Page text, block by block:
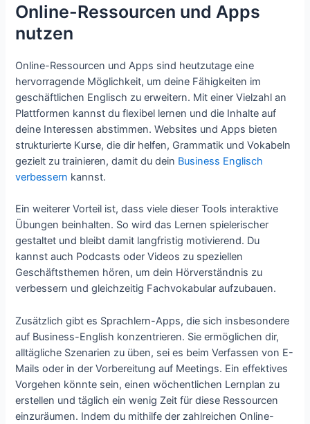
Online-Ressourcen und Apps
nutzen
Online-Ressourcen und Apps sind heutzutage eine
hervorragende Möglichkeit, um deine Fähigkeiten im
geschäftlichen Englisch zu erweitern. Mit einer Vielzahl an
Plattformen kannst du flexibel lernen und die Inhalte auf
deine Interessen abstimmen. Websites und Apps bieten
strukturierte Kurse, die dir helfen, Grammatik und Vokabeln
gezielt zu trainieren, damit du dein Business Englisch
verbessern kannst.
Ein weiterer Vorteil ist, dass viele dieser Tools interaktive
Übungen beinhalten. So wird das Lernen spielerischer
gestaltet und bleibt damit langfristig motivierend. Du
kannst auch Podcasts oder Videos zu speziellen
Geschäftsthemen hören, um dein Hörverständnis zu
verbessern und gleichzeitig Fachvokabular aufzubauen.
Zusätzlich gibt es Sprachlern-Apps, die sich insbesondere
auf Business-English konzentrieren. Sie ermöglichen dir,
alltägliche Szenarien zu üben, sei es beim Verfassen von E-
Mails oder in der Vorbereitung auf Meetings. Ein effektives
Vorgehen könnte sein, einen wöchentlichen Lernplan zu
erstellen und täglich ein wenig Zeit für diese Ressourcen
einzuräumen. Indem du mithilfe der zahlreichen Online-